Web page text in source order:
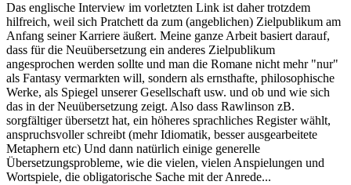
Das englische Interview im vorletzten Link ist daher trotzdem
hilfreich, weil sich Pratchett da zum (angeblichen) Zielpublikum am
Anfang seiner Karriere äußert. Meine ganze Arbeit basiert darauf,
dass für die Neuübersetzung ein anderes Zielpublikum
angesprochen werden sollte und man die Romane nicht mehr "nur"
als Fantasy vermarkten will, sondern als ernsthafte, philosophische
Werke, als Spiegel unserer Gesellschaft usw. und ob und wie sich
das in der Neuübersetzung zeigt. Also dass Rawlinson zB.
sorgfältiger übersetzt hat, ein höheres sprachliches Register wählt,
anspruchsvoller schreibt (mehr Idiomatik, besser ausgearbeitete
Metaphern etc) Und dann natürlich einige generelle
Übersetzungsprobleme, wie die vielen, vielen Anspielungen und
Wortspiele, die obligatorische Sache mit der Anrede...